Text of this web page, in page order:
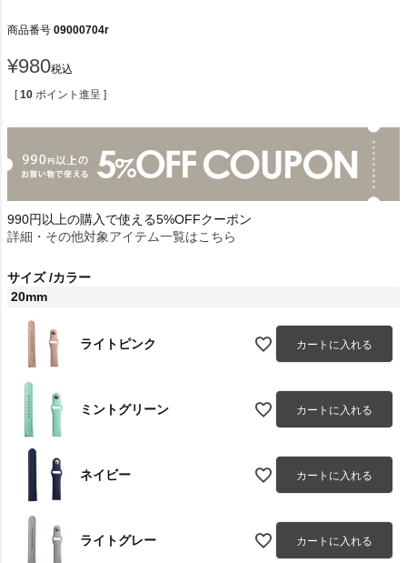
商品番号 09000704r
¥980税込
[ 10 ポイント進呈 ]
990円以上の購入で使える5%OFFクーポン
詳細・その他対象アイテム一覧はこちら
サイズ カラー
20mm
ライトピンク カートに入れる
ミントグリーン カートに入れる
ネイビー カートに入れる
ライトグレー カートに入れる